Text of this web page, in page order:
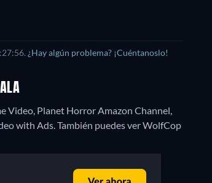
¿Hay algún problema? ¡Cuéntanoslo!
Video, Planet Horror Amazon Channel,
with Ads.También puedes ver WolfCop